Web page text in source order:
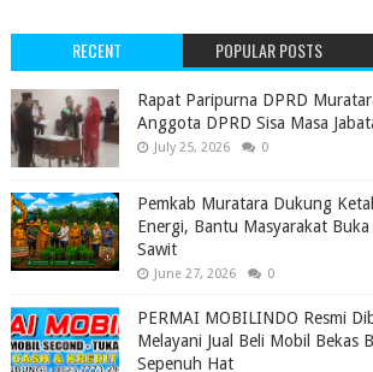
RECENT POPULAR POSTS
‎Rapat Paripurna DPRD
Anggota DPRD Sisa Masa
July 25, 2026 0
Pemkab Muratara Dukung
Energi, Bantu Masyarakat
Sawit
June 27, 2026 0
PERMAI MOBILINDO Resmi
Melayani Jual Beli Mobil Bekas
Sepenuh Hat